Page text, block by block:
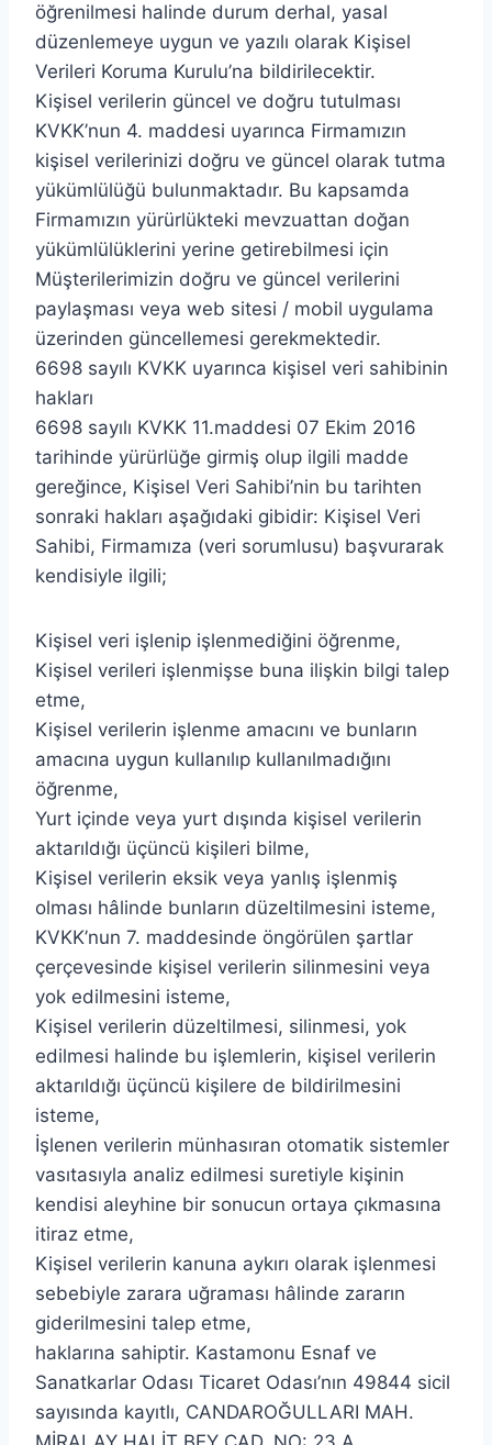
öğrenilmesi halinde durum derhal, yasal
düzenlemeye uygun ve yazılı olarak Kişisel
Verileri Koruma Kurulu’na bildirilecektir.
Kişisel verilerin güncel ve doğru tutulması
KVKK’nun 4. maddesi uyarınca Firmamızın
kişisel verilerinizi doğru ve güncel olarak tutma
yükümlülüğü bulunmaktadır. Bu kapsamda
Firmamızın yürürlükteki mevzuattan doğan
yükümlülüklerini yerine getirebilmesi için
Müşterilerimizin doğru ve güncel verilerini
paylaşması veya web sitesi / mobil uygulama
üzerinden güncellemesi gerekmektedir.
6698 sayılı KVKK uyarınca kişisel veri sahibinin
hakları
6698 sayılı KVKK 11.maddesi 07 Ekim 2016
tarihinde yürürlüğe girmiş olup ilgili madde
gereğince, Kişisel Veri Sahibi’nin bu tarihten
sonraki hakları aşağıdaki gibidir: Kişisel Veri
Sahibi, Firmamıza (veri sorumlusu) başvurarak
kendisiyle ilgili;
Kişisel veri işlenip işlenmediğini öğrenme,
Kişisel verileri işlenmişse buna ilişkin bilgi talep
etme,
Kişisel verilerin işlenme amacını ve bunların
amacına uygun kullanılıp kullanılmadığını
öğrenme,
Yurt içinde veya yurt dışında kişisel verilerin
aktarıldığı üçüncü kişileri bilme,
Kişisel verilerin eksik veya yanlış işlenmiş
olması hâlinde bunların düzeltilmesini isteme,
KVKK’nun 7. maddesinde öngörülen şartlar
çerçevesinde kişisel verilerin silinmesini veya
yok edilmesini isteme,
Kişisel verilerin düzeltilmesi, silinmesi, yok
edilmesi halinde bu işlemlerin, kişisel verilerin
aktarıldığı üçüncü kişilere de bildirilmesini
isteme,
İşlenen verilerin münhasıran otomatik sistemler
vasıtasıyla analiz edilmesi suretiyle kişinin
kendisi aleyhine bir sonucun ortaya çıkmasına
itiraz etme,
Kişisel verilerin kanuna aykırı olarak işlenmesi
sebebiyle zarara uğraması hâlinde zararın
giderilmesini talep etme,
haklarına sahiptir. Kastamonu Esnaf ve
Sanatkarlar Odası Ticaret Odası’nın 49844 sicil
sayısında kayıtlı, CANDAROĞULLARI MAH.